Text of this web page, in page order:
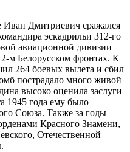
Дмитриевич сражался
эскадрильи 312-го
авиационной дивизии
м Белорусском фронтах. К
264 боевых вылета и сбил
пострадало много живой
высоко оценила заслуги
1945 года ему было
Союза. Также за годы
Красного Знамени,
Отечественной